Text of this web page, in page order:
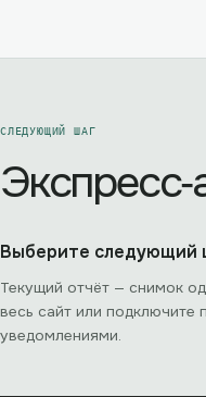
СЛЕДУЮЩИЙ ШАГ
Выберите следующий
Текущий отчёт — снимок
весь сайт или подключите
уведомлениями.